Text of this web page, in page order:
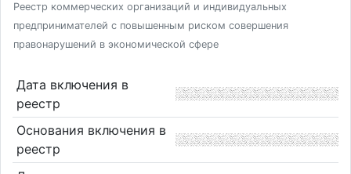
Реестр коммерческих организаций и индивидуальных
предпринимателей с повышенным риском совершения
правонарушений в экономической сфере
Дата включения в
реестр
Основания включения в
реестр